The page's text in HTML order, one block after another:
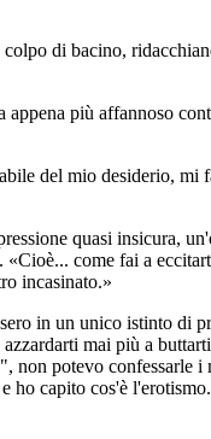
di bacino,
più affannoso
del mio desiderio, mi
quasi insicura,
come fai a
incasinato.»
in un unico istinto di
mai più a
potevo confessarle
capito cos'è